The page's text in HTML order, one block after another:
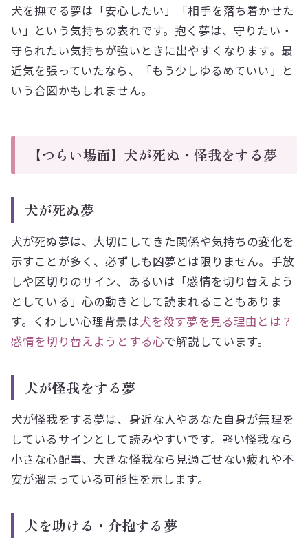
犬を撫でる夢は「安心したい」「相手を落ち着かせた
い」という気持ちの表れです。抱く夢は、守りたい・
守られたい気持ちが強いときに出やすくなります。最
近気を張っていたなら、「もう少しゆるめていい」と
いう合図かもしれません。
【つらい場面】犬が死ぬ・怪我をする夢
犬が死ぬ夢
犬が死ぬ夢は、大切にしてきた関係や気持ちの変化を
示すことが多く、必ずしも凶夢とは限りません。手放
しや区切りのサイン、あるいは「感情を切り替えよう
としている」心の動きとして読まれることもありま
す。くわしい心理背景は犬を殺す夢を見る理由とは？
感情を切り替えようとする心で解説しています。
犬が怪我をする夢
犬が怪我をする夢は、身近な人やあなた自身が無理を
しているサインとして読みやすいです。軽い怪我なら
小さな心配事、大きな怪我なら見過ごせない疲れや不
安が溜まっている可能性を示します。
犬を助ける・介抱する夢